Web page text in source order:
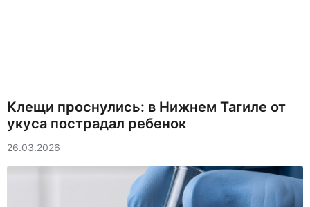
Клещи проснулись: в Нижнем Тагиле от
укуса пострадал ребенок
26.03.2026